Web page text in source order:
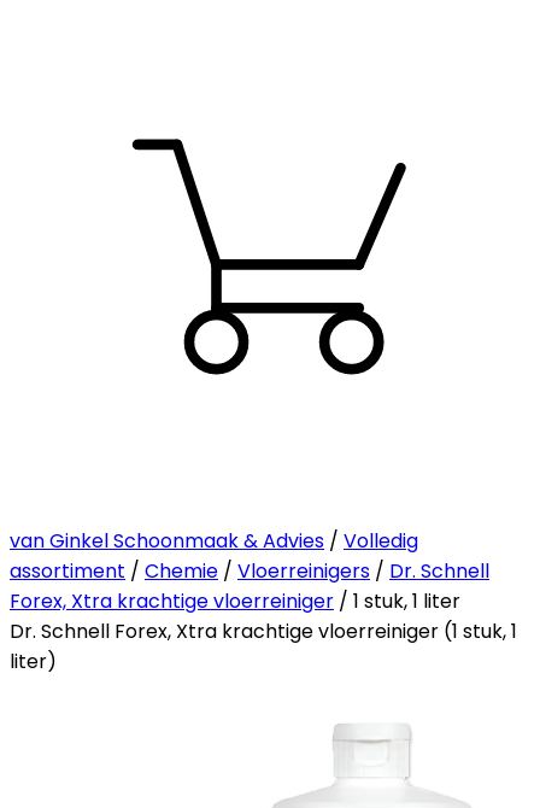
van Ginkel Schoonmaak & Advies / Volledig
assortiment / Chemie / Vloerreinigers / Dr. Schnell
Forex, Xtra krachtige vloerreiniger / 1 stuk, 1 liter
Dr. Schnell Forex, Xtra krachtige vloerreiniger (1 stuk, 1
liter)